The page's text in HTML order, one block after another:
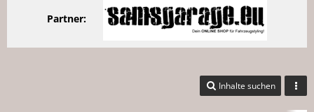
Partner:
Inhalte suchen